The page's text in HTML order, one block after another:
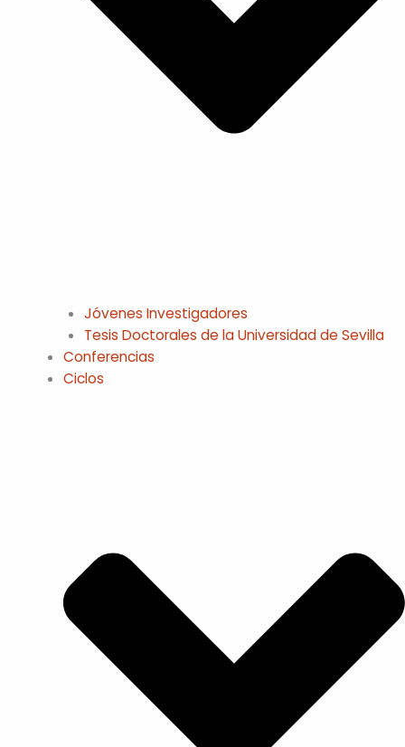
Jóvenes Investigadores
Tesis Doctorales de la Universidad de Sevilla
Conferencias
Ciclos